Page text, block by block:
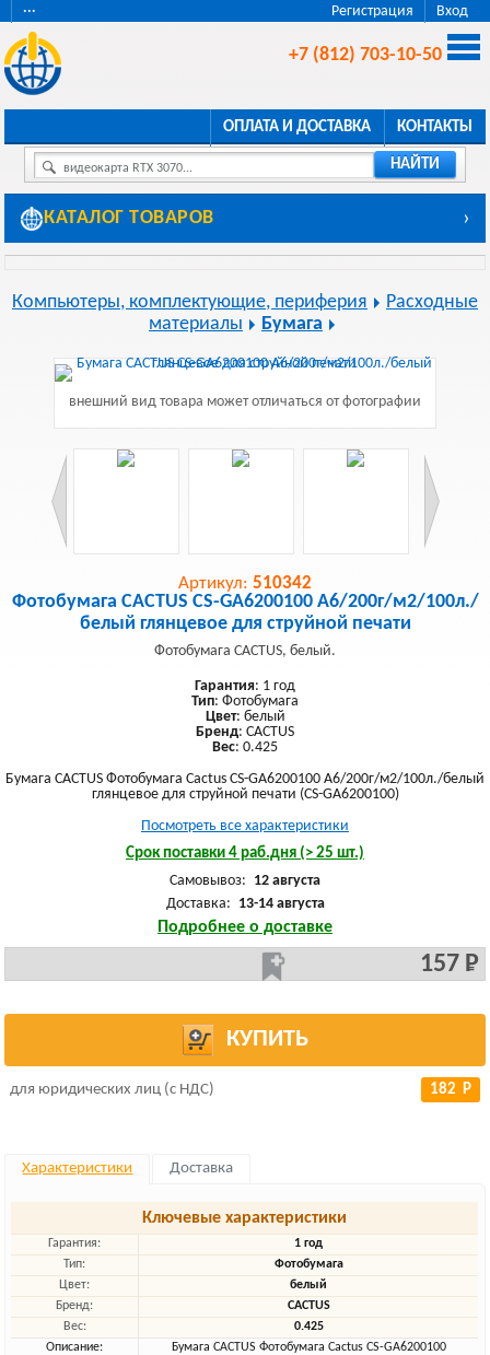
Регистрация Вход
···
+7 (812) 703-10-50
ОПЛАТА И ДОСТАВКА КОНТАКТЫ
видеокарта RTX 3070... НАЙТИ
КАТАЛОГ ТОВАРОВ ›
Компьютеры, комплектующие, периферия
Расходные
материалы
Бумага
внешний вид товара может отличаться от фотографии
Артикул: 510342
Фотобумага CACTUS CS-GA6200100 A6/200г/м2/100л./
белый глянцевое для струйной печати
Фотобумага CACTUS, белый.
Гарантия: 1 год
Тип: Фотобумага
Цвет: белый
Бренд: CACTUS
Вес: 0.425
Бумага CACTUS Фотобумага Cactus CS-GA6200100 A6/200г/м2/100л./белый
глянцевое для струйной печати (CS-GA6200100)
Посмотреть все характеристики
Срок поставки 4 раб.дня (> 25 шт.)
Самовывоз: 12 августа
Доставка: 13-14 августа
Подробнее о доставке
157 Р
КУПИТЬ
для юридических лиц (с НДС) 182 Р
Характеристики Доставка
Ключевые характеристики
Гарантия:
1 год
Тип:
Фотобумага
Цвет:
белый
Бренд:
CACTUS
Вес:
0.425
Описание:
Бумага CACTUS Фотобумага Cactus CS-GA6200100